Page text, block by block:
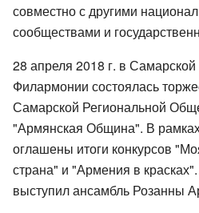
совместно с другими
сообществами и
28 апреля 2018 г. в Самарской
Филармонии состоялась
Самарской Региональной
"Армянская Община". В
оглашены итоги конкурсов
страна" и "Армения в
выступил ансамбль Розанны